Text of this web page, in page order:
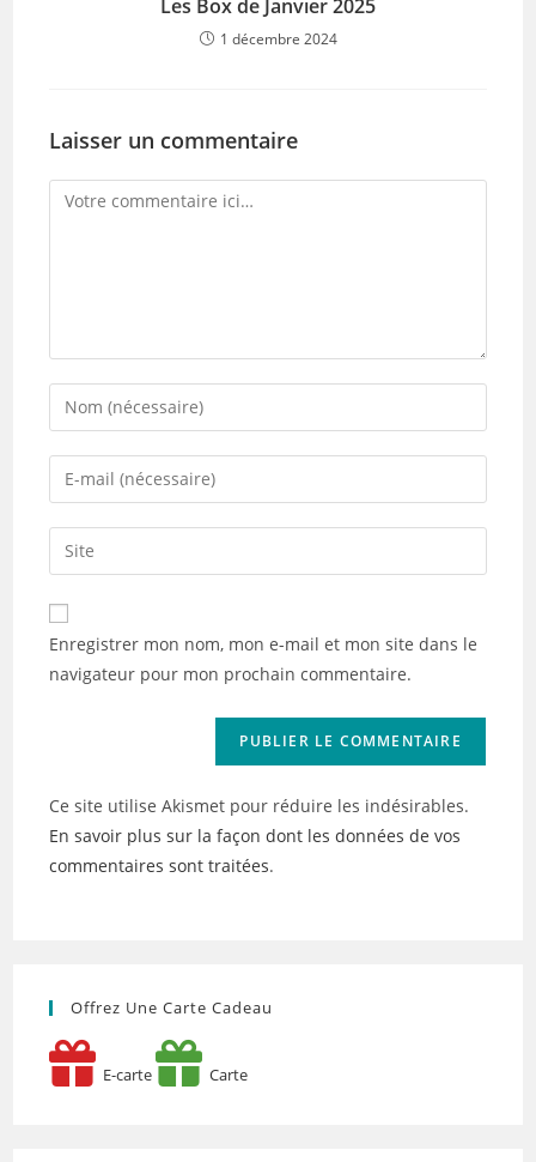
Les Box de Janvier 2025
1 décembre 2024
Laisser un commentaire
Comment
Enter
your
name
comment
Enter
your
email
address
comment
Saisir
l’URL
de
votre
(facultatif)
Enregistrer mon nom, mon e-mail et mon site dans le
navigateur pour mon prochain commentaire.
Ce site utilise Akismet pour réduire les indésirables.
En savoir plus sur la façon dont les données de vos
commentaires sont traitées.
Offrez Une Carte Cadeau
E-carte Carte